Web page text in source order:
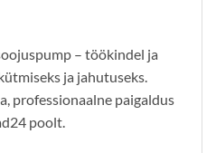
– töökindel ja
ja jahutuseks.
professionaalne paigaldus
poolt.